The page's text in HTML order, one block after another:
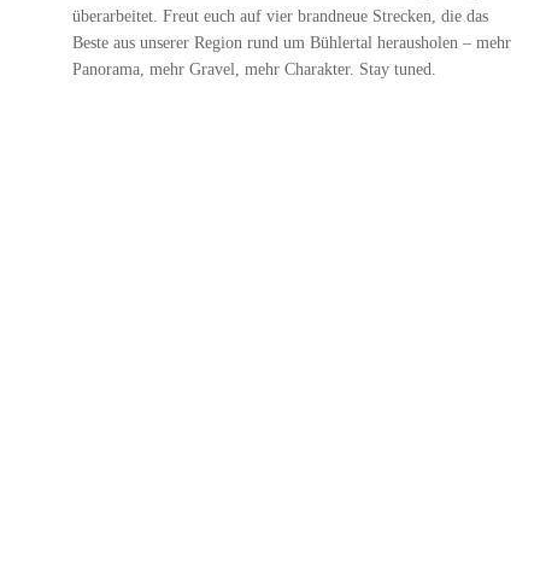
überarbeitet. Freut euch auf vier brandneue Strecken, die das
Beste aus unserer Region rund um Bühlertal herausholen – mehr
Panorama, mehr Gravel, mehr Charakter. Stay tuned.